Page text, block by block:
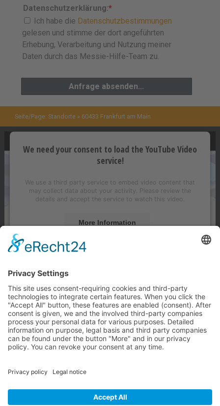
Datenschutzerklärung:*
Ich habe die Datenschutzbestimmungen
gelesen und stimme der dort angeführten
Erhebung, Verarbeitung und Nutzung meiner
Daten durch das Messie-Hilfe-Team zu.
Seite/Page:Standorte » 60433 Frankfurt am Main
We need your consent to load the YouTube Video
service!
We use a third party service to embed video content that
may collect data about your activity. Please review the
details and accept the service to watch this video.
More Information
Hier klicken für praktische Hilfe in der Wohnung